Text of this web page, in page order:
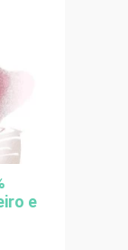
e